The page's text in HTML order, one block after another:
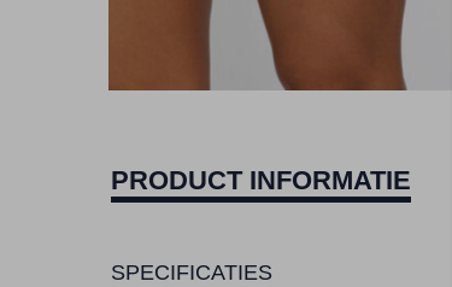
PRODUCT INFORMATIE
SPECIFICATIES